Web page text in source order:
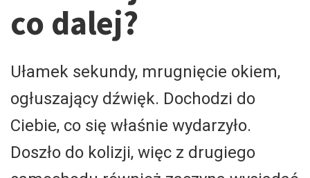
co dalej?
Ułamek sekundy, mrugnięcie okiem,
ogłuszający dźwięk. Dochodzi do
Ciebie, co się właśnie wydarzyło.
Doszło do kolizji, więc z drugiego